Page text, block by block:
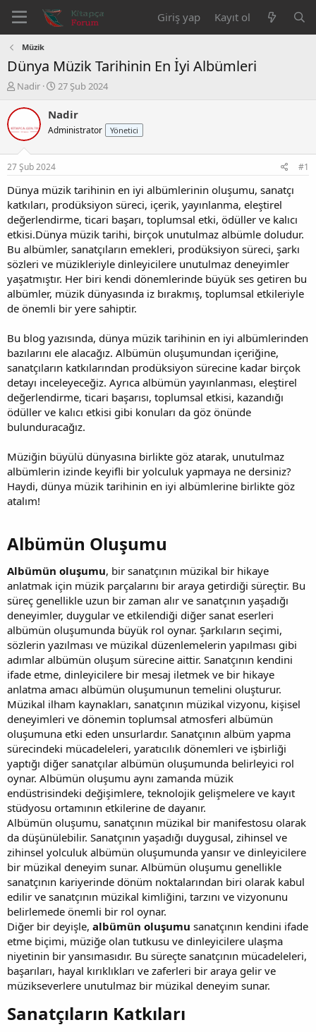
Giriş yap Kayıt ol
Müzik
Dünya Müzik Tarihinin En İyi Albümleri
K
n
u
u
b
a
ş
l
a
t
a
n
Nadir
B
ş
l
a
ç
a
r
i
h
i
27 Şub 2024
Nadir
Administrator Yönetici
27 Şub 2024 #1
Dünya müzik tarihinin en iyi albümlerinin oluşumu, sanatçı
katkıları, prodüksiyon süreci, içerik, yayınlanma, eleştirel
değerlendirme, ticari başarı, toplumsal etki, ödüller ve kalıcı
etkisi.Dünya müzik tarihi, birçok unutulmaz albümle doludur.
Bu albümler, sanatçıların emekleri, prodüksiyon süreci, şarkı
sözleri ve müzikleriyle dinleyicilere unutulmaz deneyimler
yaşatmıştır. Her biri kendi dönemlerinde büyük ses getiren bu
albümler, müzik dünyasında iz bırakmış, toplumsal etkileriyle
de önemli bir yere sahiptir.
Bu blog yazısında, dünya müzik tarihinin en iyi albümlerinden
bazılarını ele alacağız. Albümün oluşumundan içeriğine,
sanatçıların katkılarından prodüksiyon sürecine kadar birçok
detayı inceleyeceğiz. Ayrıca albümün yayınlanması, eleştirel
değerlendirme, ticari başarısı, toplumsal etkisi, kazandığı
ödüller ve kalıcı etkisi gibi konuları da göz önünde
bulunduracağız.
Müziğin büyülü dünyasına birlikte göz atarak, unutulmaz
albümlerin izinde keyifli bir yolculuk yapmaya ne dersiniz?
Haydi, dünya müzik tarihinin en iyi albümlerine birlikte göz
atalım!
Albümün Oluşumu​
Albümün oluşumu, bir sanatçının müzikal bir hikaye
anlatmak için müzik parçalarını bir araya getirdiği süreçtir. Bu
süreç genellikle uzun bir zaman alır ve sanatçının yaşadığı
deneyimler, duygular ve etkilendiği diğer sanat eserleri
albümün oluşumunda büyük rol oynar. Şarkıların seçimi,
sözlerin yazılması ve müzikal düzenlemelerin yapılması gibi
adımlar albümün oluşum sürecine aittir. Sanatçının kendini
ifade etme, dinleyicilere bir mesaj iletmek ve bir hikaye
anlatma amacı albümün oluşumunun temelini oluşturur.
Müzikal ilham kaynakları, sanatçının müzikal vizyonu, kişisel
deneyimleri ve dönemin toplumsal atmosferi albümün
oluşumuna etki eden unsurlardır. Sanatçının albüm yapma
sürecindeki mücadeleleri, yaratıcılık dönemleri ve işbirliği
yaptığı diğer sanatçılar albümün oluşumunda belirleyici rol
oynar. Albümün oluşumu aynı zamanda müzik
endüstrisindeki değişimlere, teknolojik gelişmelere ve kayıt
stüdyosu ortamının etkilerine de dayanır.
Albümün oluşumu, sanatçının müzikal bir manifestosu olarak
da düşünülebilir. Sanatçının yaşadığı duygusal, zihinsel ve
zihinsel yolculuk albümün oluşumunda yansır ve dinleyicilere
bir müzikal deneyim sunar. Albümün oluşumu genellikle
sanatçının kariyerinde dönüm noktalarından biri olarak kabul
edilir ve sanatçının müzikal kimliğini, tarzını ve vizyonunu
belirlemede önemli bir rol oynar.
Diğer bir deyişle, albümün oluşumu sanatçının kendini ifade
etme biçimi, müziğe olan tutkusu ve dinleyicilere ulaşma
niyetinin bir yansımasıdır. Bu süreçte sanatçının mücadeleleri,
başarıları, hayal kırıklıkları ve zaferleri bir araya gelir ve
müzikseverlere unutulmaz bir müzikal deneyim sunar.
Sanatçıların Katkıları​